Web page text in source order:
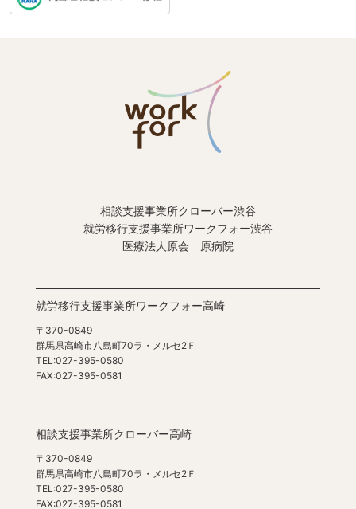
相談支援事業所クローバー渋谷
就労移行支援事業所ワークフォー渋谷
医療法人原会 原病院
就労移行支援事業所ワークフォー高崎
〒370-0849
群馬県高崎市八島町70ラ・メルセ2Ｆ
TEL:027-395-0580
FAX:027-395-0581
相談支援事業所クローバー高崎
〒370-0849
群馬県高崎市八島町70ラ・メルセ2Ｆ
TEL:027-395-0580
FAX:027-395-0581